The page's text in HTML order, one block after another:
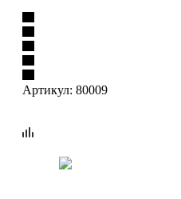
Артикул: 80009